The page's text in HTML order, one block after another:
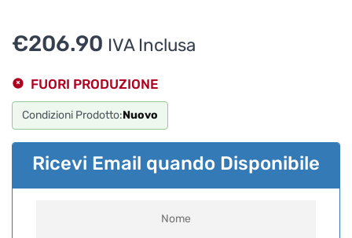
€206.90 IVA Inclusa
FUORI PRODUZIONE
Condizioni Prodotto:Nuovo
Ricevi Email quando Disponibile